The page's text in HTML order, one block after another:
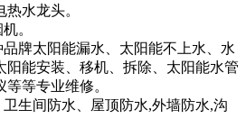
水龙头。
。
牌太阳能漏水、太阳能不上水、水
阳能安装、移机、拆除、太阳能水管
等专业维修。
生间防水、屋顶防水,外墙防水,沟